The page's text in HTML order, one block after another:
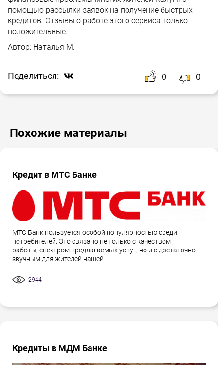
помощью рассылки заявок на получение быстрых
кредитов. Отзывы о работе этого сервиса только
положительные.
Автор: Наталья М.
Поделиться: 0 0
Похожие материалы
Кредит в МТС Банке
МТС Банк пользуется особой популярностью среди
потребителей. Это связано не только с качеством
работы, спектром предлагаемых услуг, но и с достаточно
звучным для жителей нашей
2944
Кредиты в МДМ Банке